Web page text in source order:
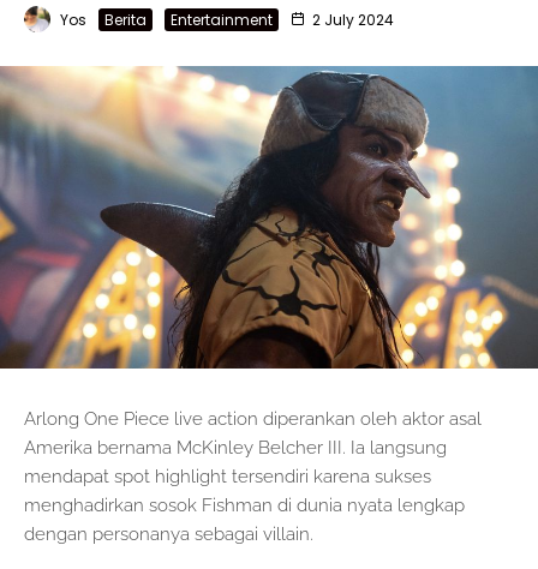
Yos Berita Entertainment 2 July 2024
Arlong One Piece live action diperankan oleh aktor asal
Amerika bernama McKinley Belcher III. Ia langsung
mendapat spot highlight tersendiri karena sukses
menghadirkan sosok Fishman di dunia nyata lengkap
dengan personanya sebagai villain.